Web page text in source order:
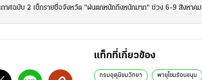
กาศฉบับ 2 เช็กรายชื่อจังหวัด "ฝนตกหนักถึงหนักมาก" ช่วง 6-9 สิงหาคม
แท็กที่เกี่ยวข้อง
กรมอุตุนิยมวิทยา พายุโซนร้อนขนุน